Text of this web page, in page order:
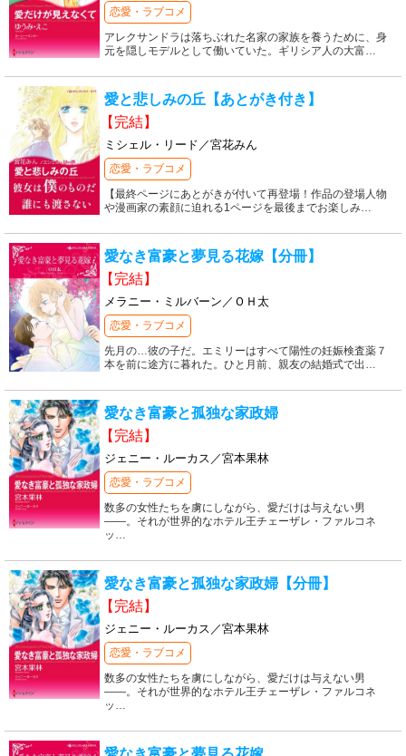
恋愛・ラブコメ
アレクサンドラは落ちぶれた名家の家族を養うために、身
元を隠しモデルとして働いていた。ギリシア人の大富…
愛と悲しみの丘【あとがき付き】
【完結】
ミシェル・リード／宮花みん
恋愛・ラブコメ
【最終ページにあとがきが付いて再登場！作品の登場人物
や漫画家の素顔に迫れる1ページを最後までお楽しみ…
愛なき富豪と夢見る花嫁【分冊】
【完結】
メラニー・ミルバーン／ＯＨ太
恋愛・ラブコメ
先月の…彼の子だ。エミリーはすべて陽性の妊娠検査薬７
本を前に途方に暮れた。ひと月前、親友の結婚式で出 …
愛なき富豪と孤独な家政婦
【完結】
ジェニー・ルーカス／宮本果林
恋愛・ラブコメ
数多の女性たちを虜にしながら、愛だけは与えない男
――。それが世界的なホテル王チェーザレ・ファルコネ
ッ …
愛なき富豪と孤独な家政婦【分冊】
【完結】
ジェニー・ルーカス／宮本果林
恋愛・ラブコメ
数多の女性たちを虜にしながら、愛だけは与えない男
――。それが世界的なホテル王チェーザレ・ファルコネ
ッ …